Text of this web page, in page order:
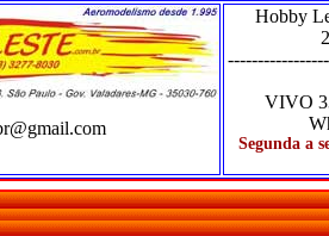
Hobby
VIVO
Segunda a